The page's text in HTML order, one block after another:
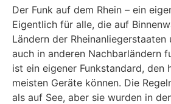
Der Funk auf dem Rhein – ein
Eigentlich für alle, die auf
Ländern der
auch in anderen Nachbarländern
ist ein eigener Funkstandard, den
meisten Geräte können. Die
als auf See, aber sie wurden in